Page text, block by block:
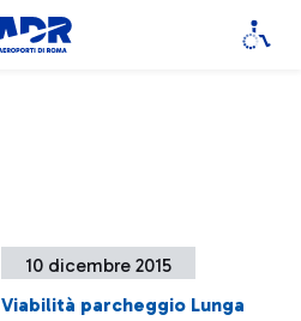
10 dicembre 2015
Viabilità parcheggio Lunga